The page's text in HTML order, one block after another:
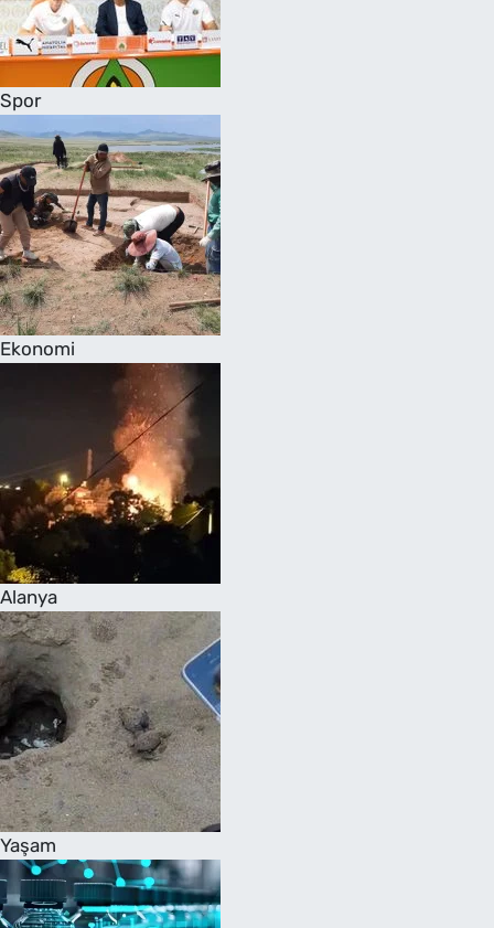
Spor
Ekonomi
Alanya
Yaşam